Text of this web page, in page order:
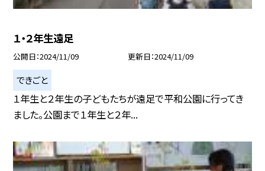
１・２年生遠足
公開日 2024/11/09 更新日 2024/11/09
できごと
１年生と２年生の子どもたちが遠足で平和公園に行ってき
ました。公園まで１年生と２年...